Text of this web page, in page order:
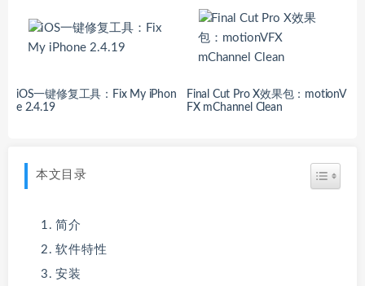
iOS一键修复工具：Fix My iPhon
e 2.4.19
Final Cut Pro X效果包：motionV
FX mChannel Clean
本文目录
简介
软件特性
安装